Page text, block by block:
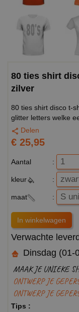
80 ties shirt
zilver
80 ties shirt disco t-
glitter letters welke
Delen
€ 25,95
Aantal :
kleur :
maat :
Verwachte
Dinsdag (01-
MAAK JE UNIEKE
ONTWERP JE
ONTWERP JE
Tips :